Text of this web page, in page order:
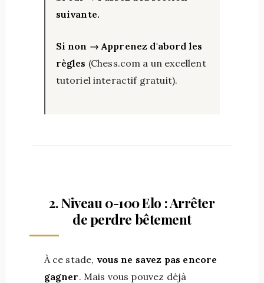
suivante.
Si non → Apprenez d'abord les
règles (Chess.com a un excellent
tutoriel interactif gratuit).
2. Niveau 0-100 Elo : Arrêter
de perdre bêtement
À ce stade, vous ne savez pas encore
gagner. Mais vous pouvez déjà